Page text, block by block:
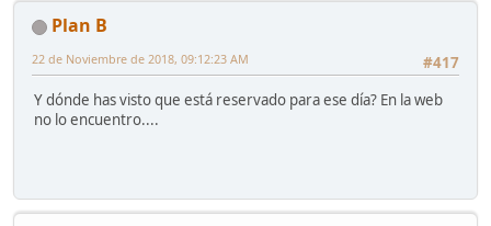
Plan B
#417
22 de Noviembre de 2018, 09:12:23 AM
Y dónde has visto que está reservado para ese día? En la web
no lo encuentro....